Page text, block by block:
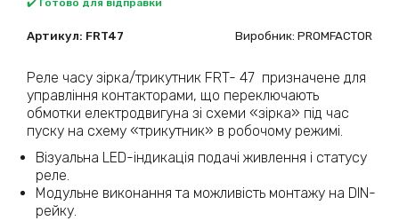
✔️ Готово для відправки
Артикул: FRT47 Виробник: PROMFACTOR
Реле часу зірка/трикутник FRT- 47 призначене для
управління контакторами, що переключають
обмотки електродвигуна зі схеми «зірка» під час
пуску на схему «трикутник» в робочому режимі.
Візуальна LED-індикація подачі живлення і статусу
реле.
Модульне виконання та можливість монтажу на DIN-
рейку.